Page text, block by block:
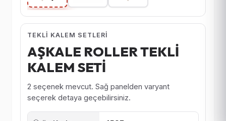
TEKLI KALEM SETLERI
AŞKALE ROLLER TEKLİ
KALEM SETİ
2 seçenek mevcut. Sağ panelden varyant
seçerek detaya geçebilirsiniz.